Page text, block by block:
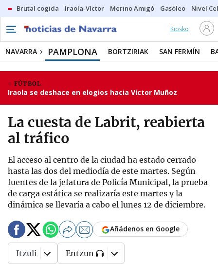
Brutal cogida Iraola-Víctor Merino Amigó Gasóleo Nivel
Kiosko
NAVARRA PAMPLONA BORTZIRIAK SAN FERMÍN
FÚTBOL
Iraola se deshace en elogios hacia Víctor Muñoz
La cuesta de Labrit, reabierta
al tráfico
El acceso al centro de la ciudad ha estado cerrado
hasta las dos del mediodía de este martes. Según
fuentes de la jefatura de Policía Municipal, la prueba
de carga estática se realizaría este martes y la
dinámica se llevaría a cabo el lunes 12 de diciembre.
Añádenos en Google
Itzuli Entzun